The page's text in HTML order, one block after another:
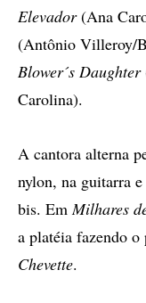
Elevador(Ana
(Antônio Villeroy/
Blower´s Daughter
Carolina).
A cantora alterna
nylon, na guitarra
bis. EmMilhares
a platéia fazendo
Chevette.